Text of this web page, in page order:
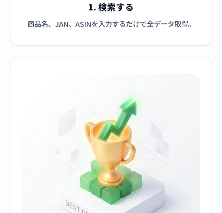
1. 検索する
商品名、JAN、ASINを入力するだけで全データ取得。